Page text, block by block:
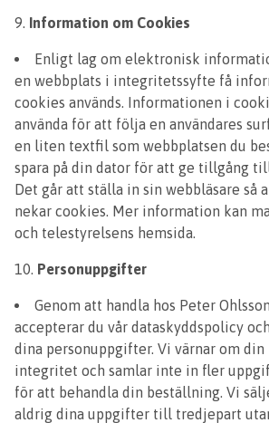
Information om Cookies
Enligt lag om elektronisk
en webbplats i integritetssyfte få
cookies används. Informationen i
använda för att följa en användares
en liten textfil som webbplatsen du
spara på din dator för att ge tillgång
Det går att ställa in sin webbläsare så
nekar cookies. Mer information kan
och telestyrelsens hemsida.
Personuppgifter
Genom att handla hos Peter
accepterar du vår dataskyddspolicy
dina personuppgifter. Vi värnar om din
integritet och samlar inte in fler
för att behandla din beställning. Vi
aldrig dina uppgifter till tredjepart